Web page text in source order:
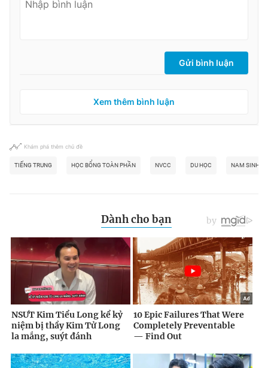
Gửi bình luận
Xem thêm bình luận
Khám phá thêm chủ đề
TIẾNG TRUNG HỌC BỔNG TOÀN PHẦN NVCC DU HỌC NAM SINH